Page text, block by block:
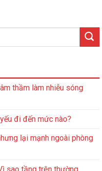
thầm làm nhiễu sóng
đi đến mức nào?
lại mạnh ngoài phòng